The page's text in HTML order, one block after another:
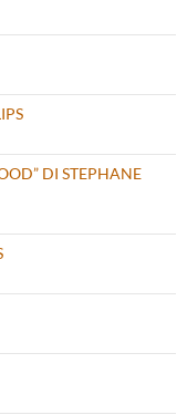
DI STEPHANE